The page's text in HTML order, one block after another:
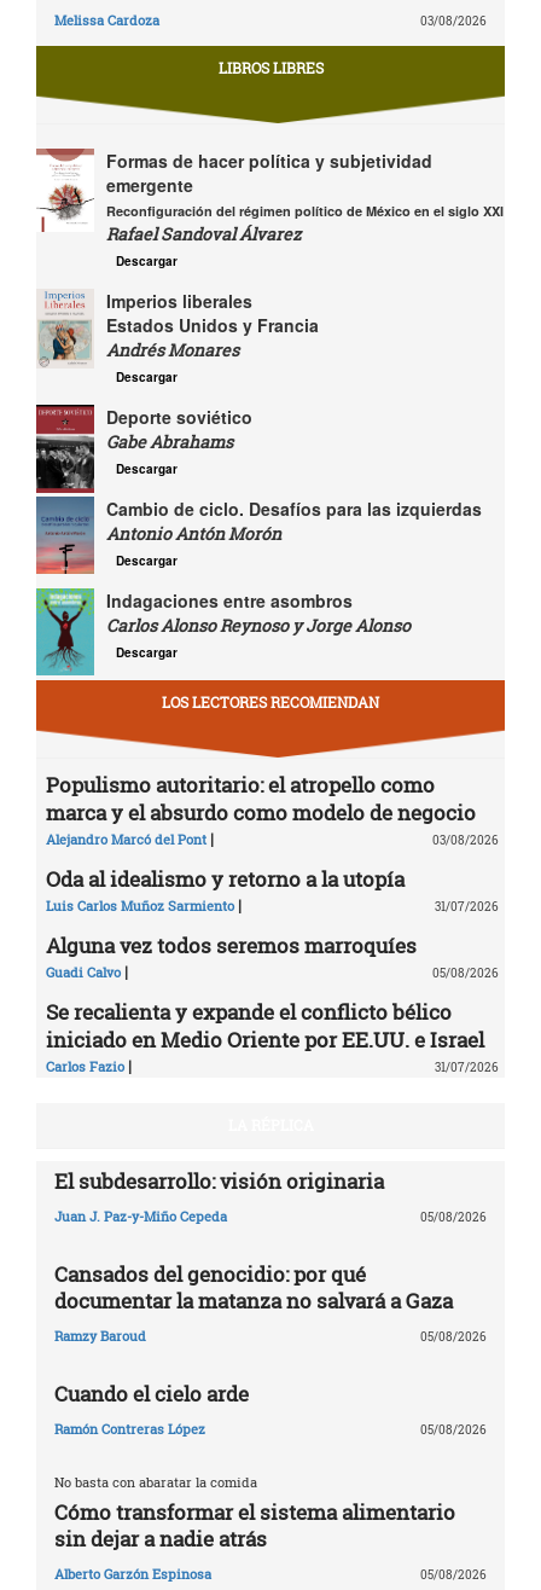
Melissa Cardoza 03/08/2026
LIBROS LIBRES
Formas de hacer política y subjetividad
emergente
Reconfiguración del régimen político de México en el siglo XXI
Rafael Sandoval Álvarez
Descargar
Imperios liberales
Estados Unidos y Francia
Andrés Monares
Descargar
Deporte soviético
Gabe Abrahams
Descargar
Cambio de ciclo. Desafíos para las izquierdas
Antonio Antón Morón
Descargar
Indagaciones entre asombros
Carlos Alonso Reynoso y Jorge Alonso
Descargar
LOS LECTORES RECOMIENDAN
Populismo autoritario: el atropello como
marca y el absurdo como modelo de negocio
Alejandro Marcó del Pont | 03/08/2026
Oda al idealismo y retorno a la utopía
Luis Carlos Muñoz Sarmiento | 31/07/2026
Alguna vez todos seremos marroquíes
Guadi Calvo | 05/08/2026
Se recalienta y expande el conflicto bélico
iniciado en Medio Oriente por EE.UU. e Israel
Carlos Fazio | 31/07/2026
El subdesarrollo: visión originaria
Juan J. Paz-y-Miño Cepeda 05/08/2026
Cansados del genocidio: por qué
documentar la matanza no salvará a Gaza
Ramzy Baroud 05/08/2026
Cuando el cielo arde
Ramón Contreras López 05/08/2026
No basta con abaratar la comida
Cómo transformar el sistema alimentario
sin dejar a nadie atrás
Alberto Garzón Espinosa 05/08/2026